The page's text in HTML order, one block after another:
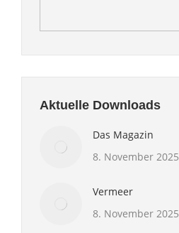
Aktuelle Downloads
Das Magazin
8. November 2025
Vermeer
8. November 2025